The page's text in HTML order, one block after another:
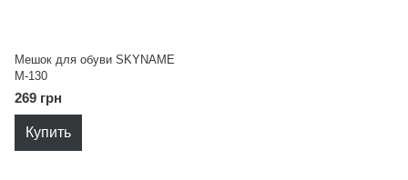
Мешок для обуви SKYNAME
M-130
269 грн
Купить